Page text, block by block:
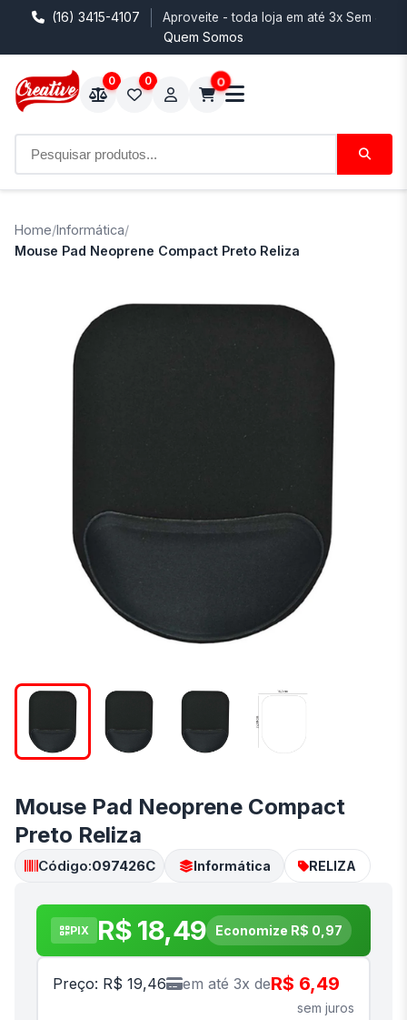
(16) 3415-4107 Aproveite - toda loja em até 3x Sem
Quem Somos
0 0 0
Home/Informática/
Mouse Pad Neoprene Compact Preto Reliza
Mouse Pad Neoprene Compact
Preto Reliza
Código:097426C Informática RELIZA
PIX R$ 18,49 Economize R$ 0,97
Preço: R$ 19,46 em até 3x deR$ 6,49
sem juros